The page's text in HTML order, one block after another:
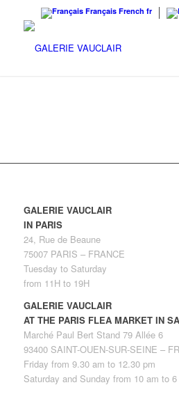
Français French fr
GALERIE VAUCLAIR
IN PARIS
24, Rue de Beaune
75007 PARIS – FRANCE
Tuesday to Saturday
from 11H to 19H
GALERIE VAUCLAIR
AT THE PARIS FLEA MARKET IN
Marché Paul Bert Stand 79 Allée 6
93400 SAINT-OUEN-SUR-SEINE –
Friday from 9.30 am to 12.30 pm
Saturday and Sunday from 10 am to 6